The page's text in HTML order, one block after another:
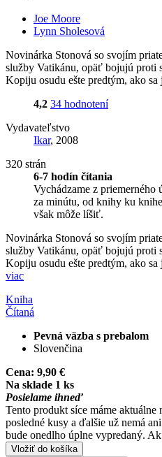
Joe Moore
Lynn Sholesová
Novinárka Stonová so svojím
služby Vatikánu, opäť bojujú proti
Kopiju osudu ešte predtým, ako sa
4,2 34 hodnotení
Vydavateľstvo
Ikar, 2008
320 strán
6-7 hodín čítania
Vychádzame z
za minútu, od knihy ku
však môže líšiť.
Novinárka Stonová so svojím
služby Vatikánu, opäť bojujú proti
Kopiju osudu ešte predtým, ako sa
viac
Kniha
Čítaná
Pevná väzba s prebalom
Slovenčina
Cena: 9,90 €
Na sklade 1 ks
Posielame ihneď
Tento produkt síce máme aktuálne
posledné kusy a ďalšie už nemá
bude onedlho úplne vypredaný.
Vložiť do košíka